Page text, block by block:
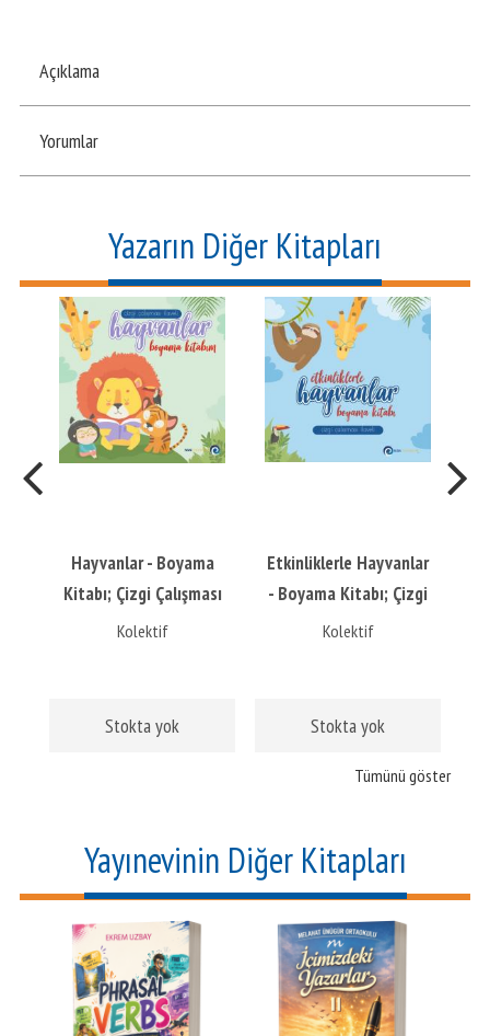
Açıklama
Yorumlar
Yazarın Diğer Kitapları
Hayvanlar - Boyama
Kitabı; Çizgi Çalışması
İlaveli
Kolektif
Stokta yok
Etkinliklerle Hayvanlar
- Boyama Kitabı; Çizgi
Çalışması İlaveli
Kolektif
Stokta yok
Tümünü göster
Yayınevinin Diğer Kitapları